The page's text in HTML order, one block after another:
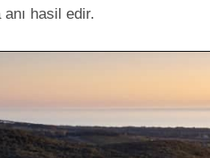
hasil edir.